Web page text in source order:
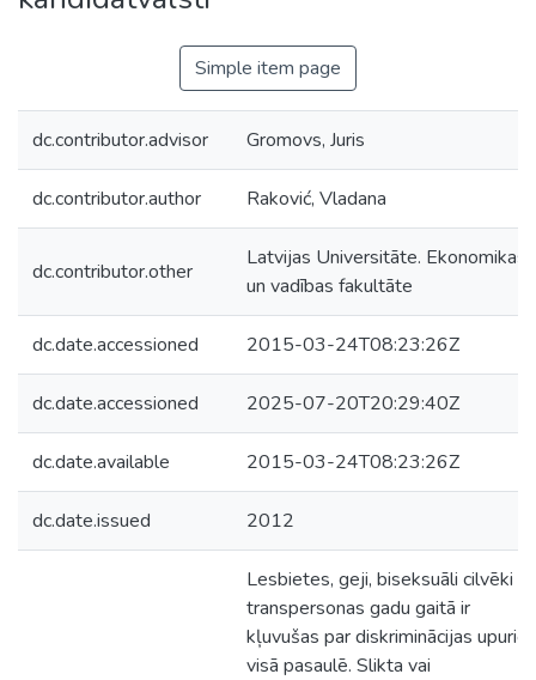
Simple item page
dc.contributor.advisor Gromovs, Juris
dc.contributor.author Raković, Vladana
dc.contributor.other
Latvijas Universitāte. Ekonomikas
un vadības fakultāte
dc.date.accessioned 2015-03-24T08:23:26Z
dc.date.accessioned 2025-07-20T20:29:40Z
dc.date.available 2015-03-24T08:23:26Z
dc.date.issued 2012
Lesbietes, geji, biseksuāli cilvēki un
transpersonas gadu gaitā ir
kļuvušas par diskriminācijas
visā pasaulē. Slikta vai